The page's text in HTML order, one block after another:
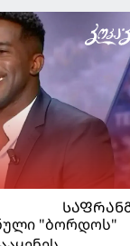
"ბორდოს"